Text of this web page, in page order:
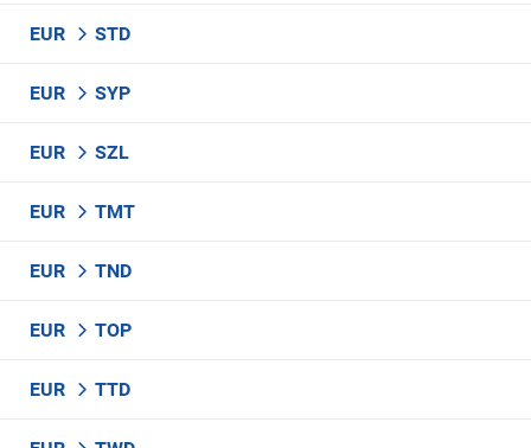
EUR STD
EUR SYP
EUR SZL
EUR TMT
EUR TND
EUR TOP
EUR TTD